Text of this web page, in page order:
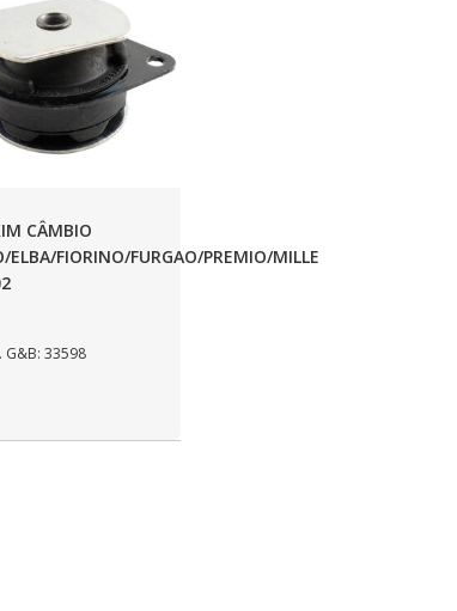
CÂMBIO
ELBA/FIORINO/FURGAO/PREMIO/MILLE
G&B: 33598